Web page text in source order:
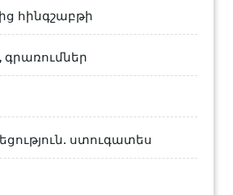
հինգշաբթի
գրառումներ
ստուգատես